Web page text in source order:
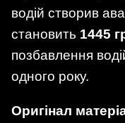
водій створив
становить 1445
позбавлення
одного року.
Оригінал